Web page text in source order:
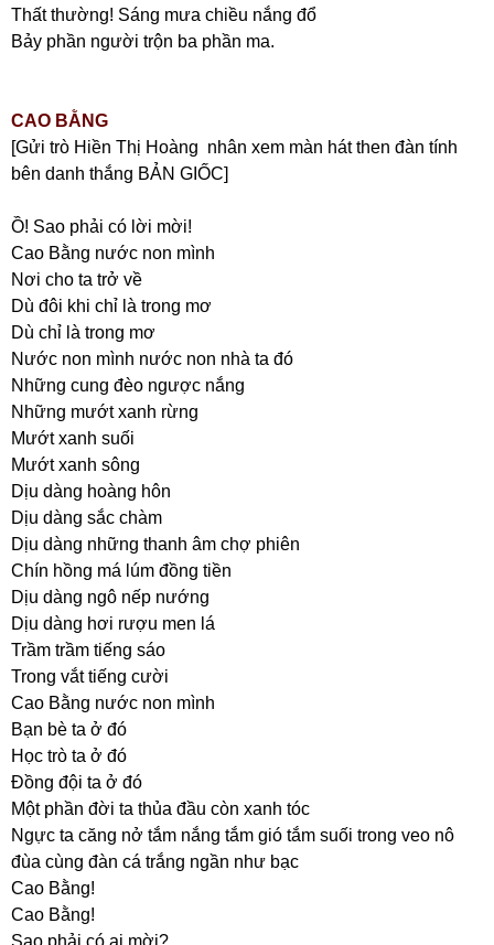
Thất thường! Sáng mưa chiều nắng đổ
Bảy phần người trộn ba phần ma.
CAO BẰNG
[Gửi trò Hiền Thị Hoàng nhân xem màn hát then đàn tính
bên danh thắng BẢN GIỐC]
Ồ! Sao phải có lời mời!
Cao Bằng nước non mình
Nơi cho ta trở về
Dù đôi khi chỉ là trong mơ
Dù chỉ là trong mơ
Nước non mình nước non nhà ta đó
Những cung đèo ngược nắng
Những mướt xanh rừng
Mướt xanh suối
Mướt xanh sông
Dịu dàng hoàng hôn
Dịu dàng sắc chàm
Dịu dàng những thanh âm chợ phiên
Chín hồng má lúm đồng tiền
Dịu dàng ngô nếp nướng
Dịu dàng hơi rượu men lá
Trầm trầm tiếng sáo
Trong vắt tiếng cười
Cao Bằng nước non mình
Bạn bè ta ở đó
Học trò ta ở đó
Đồng đội ta ở đó
Một phần đời ta thủa đầu còn xanh tóc
Ngực ta căng nở tắm nắng tắm gió tắm suối trong veo nô
đùa cùng đàn cá trắng ngần như bạc
Cao Bằng!
Cao Bằng!